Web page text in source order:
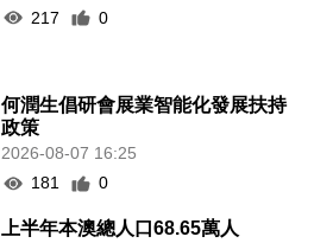
217
0
何潤生倡研會展業智能化發展扶持
政策
2026-08-07 16:25
181
0
上半年本澳總人口68.65萬人